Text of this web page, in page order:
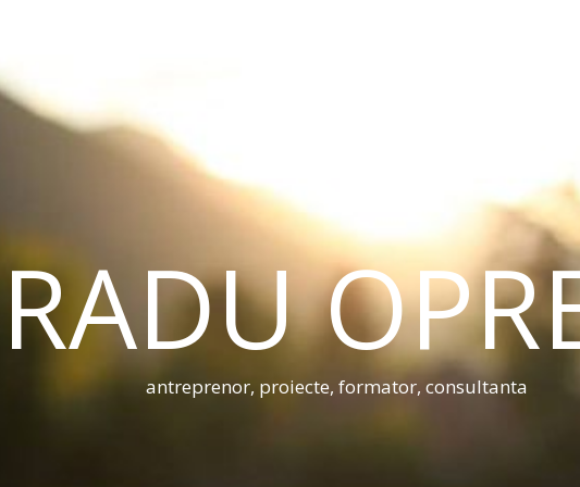
RADU
antreprenor, proiecte, formator, consultanta